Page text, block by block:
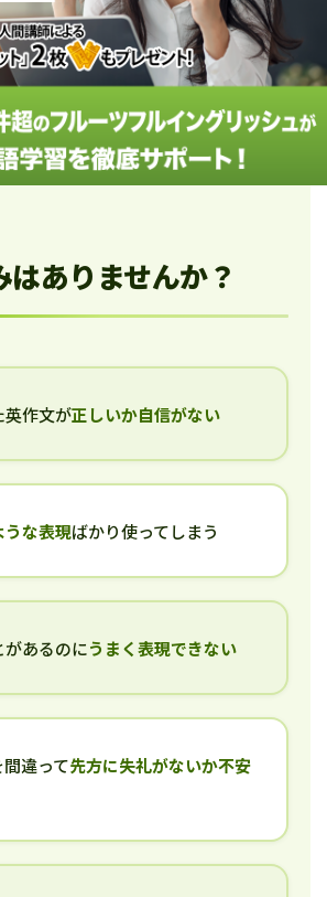
はありませんか？
英作文が正しいか自信がない
うな表現ばかり使ってしまう
あるのにうまく表現できない
違って先方に失礼がないか不安